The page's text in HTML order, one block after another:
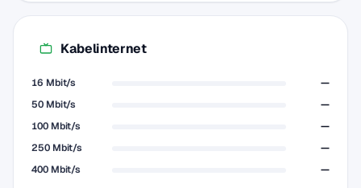
Kabelinternet
16 Mbit/s
—
50 Mbit/s
—
100 Mbit/s
—
250 Mbit/s
—
400 Mbit/s
—